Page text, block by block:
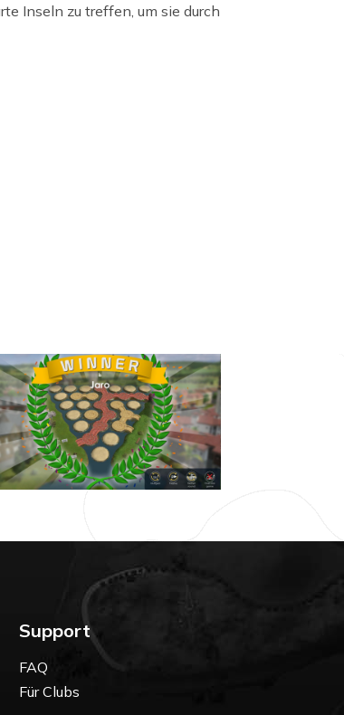
Inseln zu treffen, um sie durch
Support
FAQ
Für Clubs